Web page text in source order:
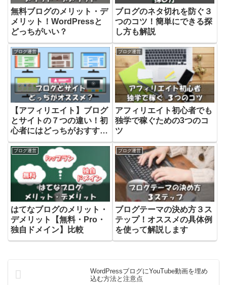
無料ブログのメリット・デ
メリット！WordPressと
どっちがいい？
ブログのネタ切れを防ぐ３
つのコツ！簡単にできる探
し方も解説
ブログ運営
【アフィリエイト】ブログ
とサイトの７つの違い！初
心者にはどっちがおすす
め？
ブログ運営
アフィリエイト初心者でも
独学で稼ぐための3つのコ
ツ
ブログ運営
はてなブログのメリット・
デメリット【無料・Pro・
独自ドメイン】比較
ブログ運営
ブログテーマの決め方３ス
テップ！オススメの具体例
を使って解説します
WordPressブログにYouTube動画を埋め
込む方法と注意点